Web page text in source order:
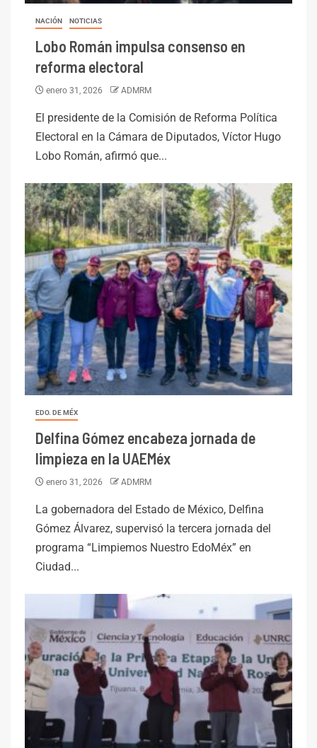
NACIÓN NOTICIAS
Lobo Román impulsa consenso en
reforma electoral
enero 31, 2026 ADMRM
El presidente de la Comisión de Reforma Política
Electoral en la Cámara de Diputados, Víctor Hugo
Lobo Román, afirmó que...
EDO. DE MÉX
Delfina Gómez encabeza jornada de
limpieza en la UAEMéx
enero 31, 2026 ADMRM
La gobernadora del Estado de México, Delfina
Gómez Álvarez, supervisó la tercera jornada del
programa “Limpiemos Nuestro EdoMéx” en
Ciudad...